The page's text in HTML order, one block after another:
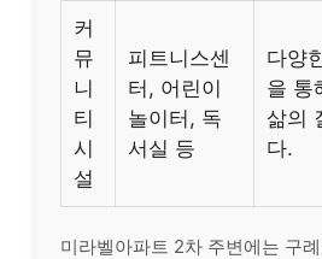
커
뮤
니
티
시
설
피트니스센
터, 어린이
놀이터, 독
서실 등
다양
을 통
삶의
다.
미라벨아파트 2차 주변에는 구